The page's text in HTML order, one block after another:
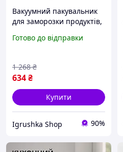
Вакуумний пакувальник
для заморозки продуктів,
пакувальник, Вакууматор
RYH
Готово до відправки
634₴
1 268 ₴
Купити
Igrushka Shop 90%